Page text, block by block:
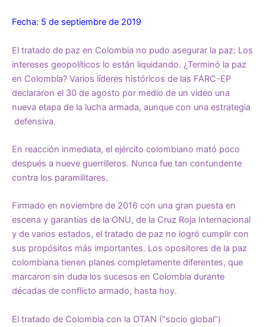
Fecha: 5 de septiembre de 2019
El tratado de paz en Colombia no pudo asegurar la paz: Los
intereses geopolíticos lo están liquidando. ¿Terminó la paz
en Colombia? Varios líderes históricos de las FARC-EP
declararon el 30 de agosto por medio de un video una
nueva etapa de la lucha armada, aunque con una estrategia
defensiva.
En reacción inmediata, el ejército colombiano mató poco
después a nueve guerrilleros. Nunca fue tan contundente
contra los paramilitares.
Firmado en noviembre de 2016 con una gran puesta en
escena y garantías de la ONU, de la Cruz Roja Internacional
y de varios estados, el tratado de paz no logró cumplir con
sus propósitos más importantes. Los opositores de la paz
colombiana tienen planes completamente diferentes, que
marcaron sin duda los sucesos en Colombia durante
décadas de conflicto armado, hasta hoy.
El tratado de Colombia con la OTAN (“socio global”)